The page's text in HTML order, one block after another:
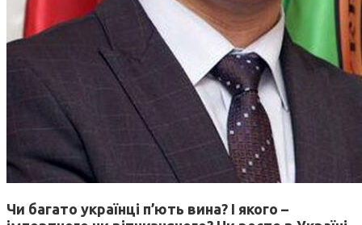
Чи багато українці п’ють вина? І якого –